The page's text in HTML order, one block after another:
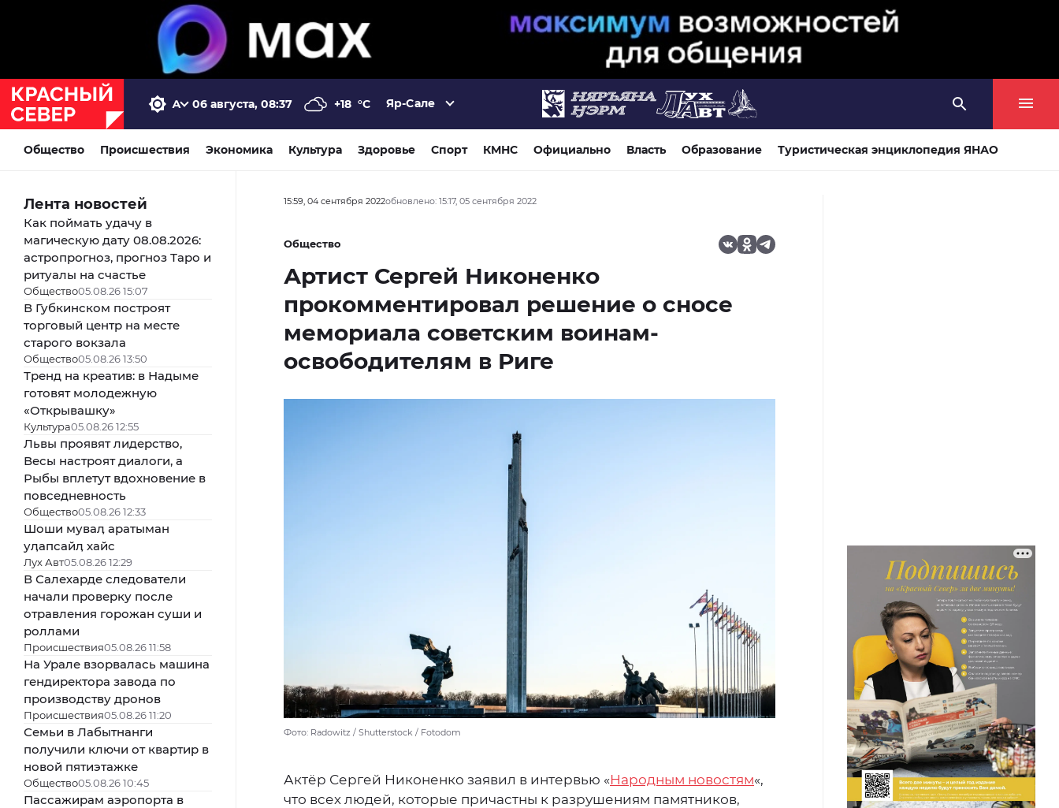
06 августа, 08:37 +18 °C Яр-Сале
Общество Происшествия Экономика Культура Здоровье Спорт КМНС Официально Власть Образование Туристическая энциклопедия ЯНАО
Лента новостей
Как поймать удачу в
магическую дату 08.08.2026:
астропрогноз, прогноз Таро и
ритуалы на счастье
Общество05.08.26 15:07
В Губкинском построят
торговый центр на месте
старого вокзала
Общество05.08.26 13:50
Тренд на креатив: в Надыме
готовят молодежную
«Открывашку»
Культура05.08.26 12:55
Львы проявят лидерство,
Весы настроят диалоги, а
Рыбы вплетут вдохновение в
повседневность
Общество05.08.26 12:33
Шоши муваӆ аратыман
уӆапсайӆ хайс
Лух Авт05.08.26 12:29
В Салехарде следователи
начали проверку после
отравления горожан суши и
роллами
Происшествия05.08.26 11:58
На Урале взорвалась машина
гендиректора завода по
производству дронов
Происшествия05.08.26 11:20
Семьи в Лабытнанги
получили ключи от квартир в
новой пятиэтажке
Общество05.08.26 10:45
Пассажирам аэропорта в
15:59, 04 сентября 2022обновлено: 15:17, 05 сентября 2022
Общество
Артист Сергей Никоненко
прокомментировал решение о сносе
мемориала советским воинам-
освободителям в Риге
Фото: Radowitz / Shutterstock / Fotodom
Актёр Сергей Никоненко заявил в интервью «Народным новостям«,
что всех людей, которые причастны к разрушениям памятников,